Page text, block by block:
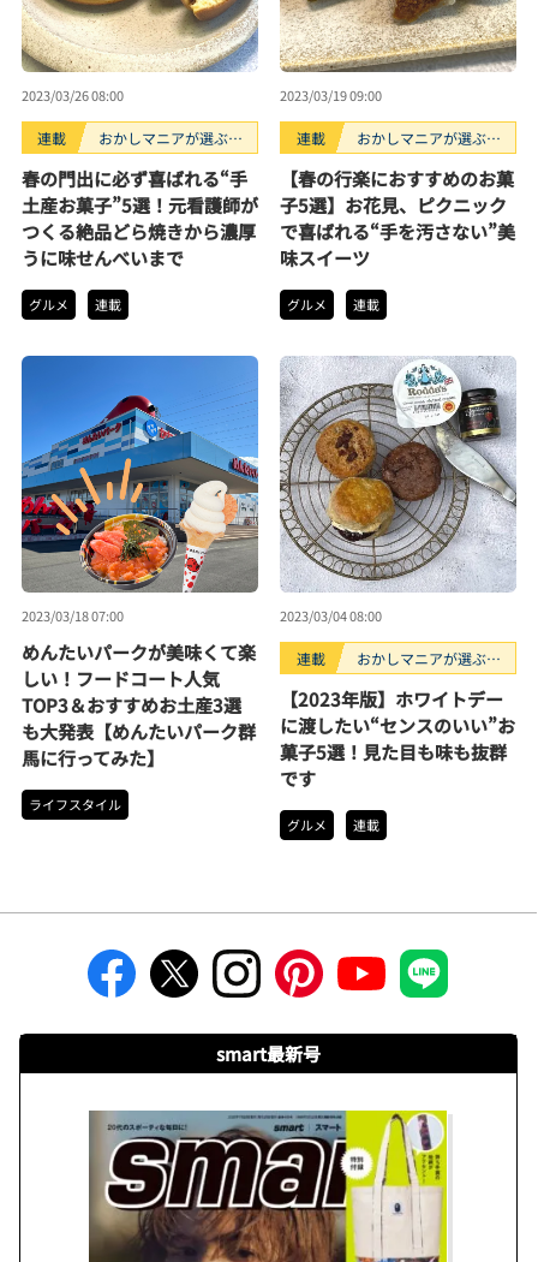
2023/03/26 08:00
連載
おかしマニアが選ぶお
春の門出に必ず喜ばれる“手
土産お菓子”5選！元看護師が
つくる絶品どら焼きから濃厚
うに味せんべいまで
グルメ 連載
2023/03/19 09:00
連載
おかしマニアが選ぶお
【春の行楽におすすめのお菓
子5選】お花見、ピクニック
で喜ばれる“手を汚さない”美
味スイーツ
グルメ 連載
2023/03/18 07:00
めんたいパークが美味くて楽
しい！フードコート人気
TOP3＆おすすめお土産3選
も大発表【めんたいパーク群
馬に行ってみた】
ライフスタイル
2023/03/04 08:00
連載
おかしマニアが選ぶお
【2023年版】ホワイトデー
に渡したい“センスのいい”お
菓子5選！見た目も味も抜群
です
グルメ 連載
smart最新号